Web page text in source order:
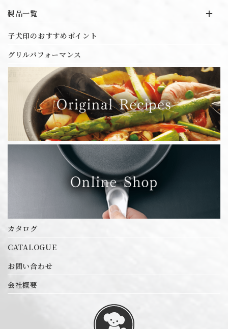
IHマエストロ3層鋼クラッド
IH対応 給食缶
エルム 3層鋼クラッド鍋シリーズ
オリジナル商品
カツカッター
キッチンポット
クロムステンレス鍋
ダストボックス
製品一覧
19-0 IH対応円環底押し
IHマエストロ2層鋼クラッド
IH対応 給食缶
エルム 3層鋼クラッド鍋シリーズ
オリジナル商品
カツカッター
キッチンポット
クロムステンレス鍋
サバティーニシリーズ
シートパン
スーパーセラミック シリーズ
チェーフィングセット
ホテルパン蓋シリーズ
ボール・パンチ・カップ・杓子
卓上用品
卓上鍋シリーズ
厚底アルミ鍋 目盛付シリーズ
業務用アルミ鍋シリーズ
調味料入
超厚底アルミ鍋超耐久性型シリーズ
子犬印のおすすめポイント
グリルパフォーマンス
カタログ
CATALOGUE
お問い合わせ
会社概要